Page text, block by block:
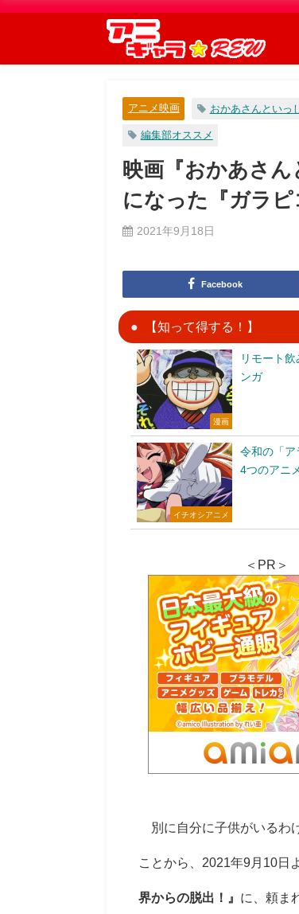
アニメ映画 おかあさんといっ
編集部オススメ
映画『おかあさ
になった『ガラ
2021年9月18日
Facebook
【知って得する！】
漫画
リモート
ンガ
イチオシアニメ
令和の「
4つのアニ
＜PR＞
別に自分に子供がいるわ
ことから、2021年9月10日
界からの脱出！』 に、頼ま